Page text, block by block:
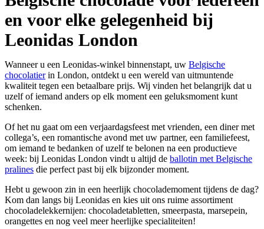
en voor elke gelegenheid bij
Leonidas London
Wanneer u een Leonidas-winkel binnenstapt, uw Belgische
chocolatierin London, ontdekt u een wereld van uitmuntende
kwaliteit tegen een betaalbare prijs. Wij vinden het belangrijk dat u
uzelf of iemand anders op elk moment een geluksmoment kunt
schenken.
Of het nu gaat om een verjaardagsfeest met vrienden, een diner met
collega’s, een romantische avond met uw partner, een familiefeest,
om iemand te bedanken of uzelf te belonen na een productieve
week: bij Leonidas London vindt u altijd de ballotin met Belgische
pralines die perfect past bij elk bijzonder moment.
Hebt u gewoon zin in een heerlijk chocolademoment tijdens de dag?
Kom dan langs bij Leonidas en kies uit ons ruime assortiment
chocoladelekkernijen: chocoladetabletten, smeerpasta, marsepein,
orangettes en nog veel meer heerlijke specialiteiten!